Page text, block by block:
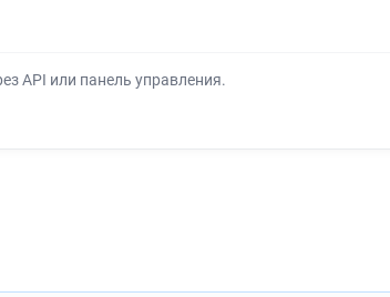
API или панель управления.